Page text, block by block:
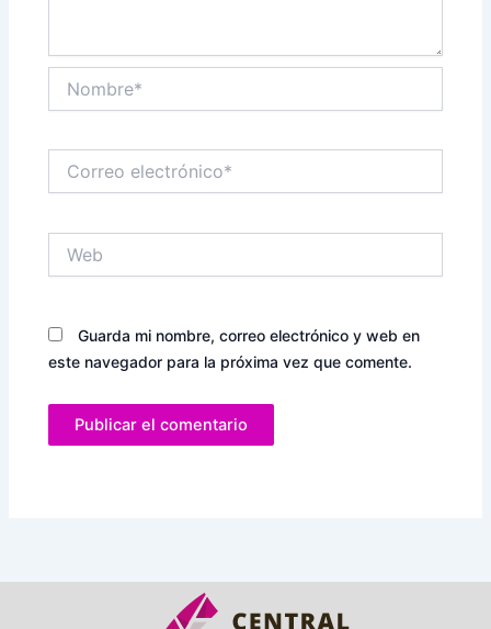
electrónico*
Guarda mi nombre, correo electrónico y web en
este navegador para la próxima vez que comente.